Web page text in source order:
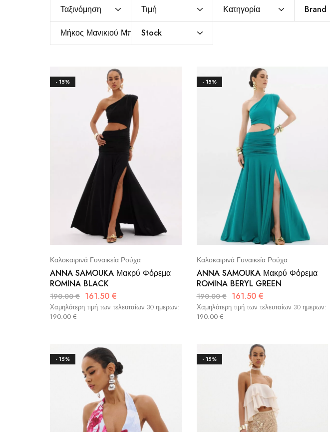
Ταξινόμηση Τιμή Κατηγορία Brand
Μήκος Μανικιού Μπλούζας
Stock
- 15%
Καλοκαιρινά Γυναικεία Ρούχα
ANNA SAMOUKA Μακρύ Φόρεμα
ROMINA BLACK
190.00€ 161.50 €
Χαμηλότερη τιμή των τελευταίων 30 ημερων:
190.00 €
- 15%
Καλοκαιρινά Γυναικεία Ρούχα
ANNA SAMOUKA Μακρύ Φόρεμα
ROMINA BERYL GREEN
190.00€ 161.50 €
Χαμηλότερη τιμή των τελευταίων 30 ημερων:
190.00 €
- 15% - 15%